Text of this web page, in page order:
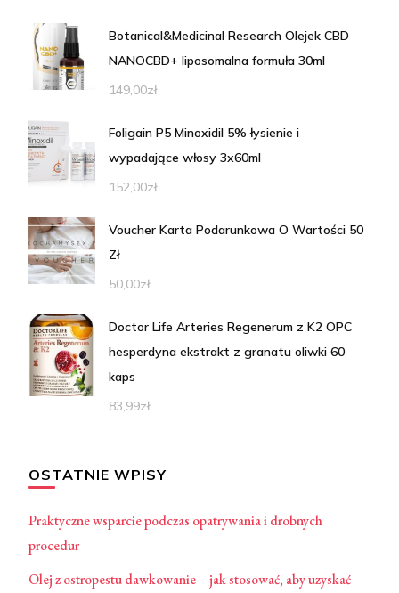
Botanical&Medicinal Research Olejek CBD
NANOCBD+ liposomalna formuła 30ml
149,00zł
Foligain P5 Minoxidil 5% łysienie i
wypadające włosy 3x60ml
152,00zł
Voucher Karta Podarunkowa O Wartości 50
Zł
50,00zł
Doctor Life Arteries Regenerum z K2 OPC
hesperdyna ekstrakt z granatu oliwki 60
kaps
83,99zł
OSTATNIE WPISY
Praktyczne wsparcie podczas opatrywania i drobnych
procedur
Olej z ostropestu dawkowanie – jak stosować, aby uzyskać